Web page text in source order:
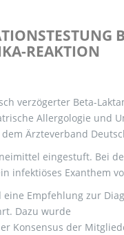
REAKTION
verzögerter Beta-
Allergologie und
Ärzteverband
eingestuft. Bei
infektiöses Exanthem
Empfehlung zur
Dazu wurde
Konsensus der